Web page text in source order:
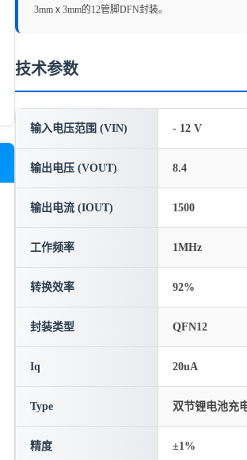
3mmⅹ3mm的12管脚DFN封装。
技术参数
输入电压范围 (VIN) - 12 V
输出电压 (VOUT) 8.4
输出电流 (IOUT) 1500
工作频率 1MHz
转换效率 92%
封装类型 QFN12
Iq 20uA
Type 双节锂电池充
精度 ±1%